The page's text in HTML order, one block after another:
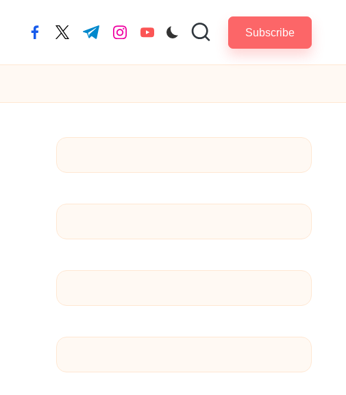
Subscribe